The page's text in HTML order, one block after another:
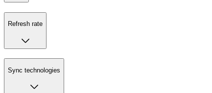
Refresh rate
Sync technologies